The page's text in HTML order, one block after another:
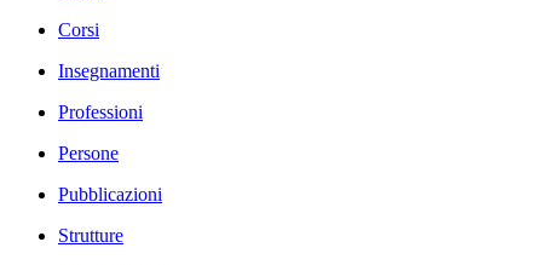
Corsi
Insegnamenti
Professioni
Persone
Pubblicazioni
Strutture